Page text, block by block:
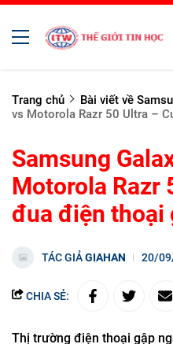
Trang chủ Bài viết về
vs Motorola Razr 50 Ultra –
Samsung
Motorola Razr
đua điện thoại
TÁC GIẢGIAHAN 20/
CHIA SẺ:
Thị trường điện thoại gập